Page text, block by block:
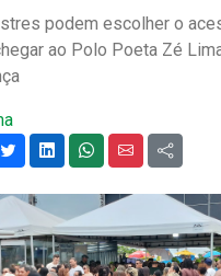
podem escolher o
ao Polo Poeta Zé